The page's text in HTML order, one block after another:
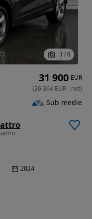
1 / 6
2024
31 900 EUR
(26 364 EUR- net)
Sub medie